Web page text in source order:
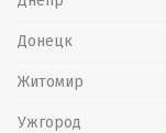
Донецк
Житомир
Ужгород